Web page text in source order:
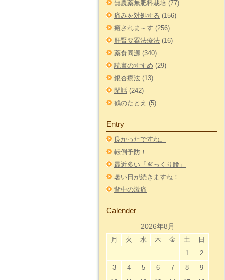
無農薬無肥料栽培 (77)
痛みを対処する (156)
癒されま～す (256)
肝腎要罨法療法 (16)
薬食同源 (340)
読書のすすめ (29)
銀杏療法 (13)
閑話 (242)
鶴のたとえ (5)
Entry
良かったですね。
転倒予防！
最近多い「ぎっくり腰」
暑い日が続きますね！
背中の激痛
Calender
2026年8月
月 火 水 木 金 土 日
1
2
3
4 5 6 7 8
9